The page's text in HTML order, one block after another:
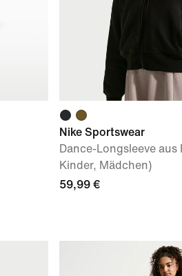
Nike Sportswear
Dance-Longsleeve aus
Kinder, Mädchen)
59,99 €